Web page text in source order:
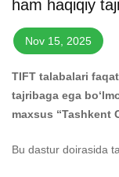
ham haqiqiy
Nov 15, 2025
TIFT talabalari
tajribaga ega
maxsus “Tashkent
Bu dastur doirasida